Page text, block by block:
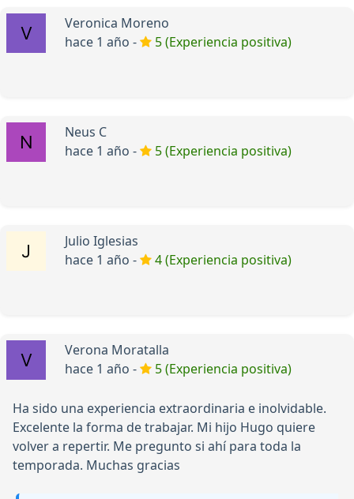
Veronica Moreno
hace 1 año -
5 (Experiencia positiva)
Neus C
hace 1 año -
5 (Experiencia positiva)
Julio Iglesias
hace 1 año -
4 (Experiencia positiva)
Verona Moratalla
hace 1 año -
5 (Experiencia positiva)
Ha sido una experiencia extraordinaria e inolvidable.
Excelente la forma de trabajar. Mi hijo Hugo quiere
volver a repertir. Me pregunto si ahí para toda la
temporada. Muchas gracias